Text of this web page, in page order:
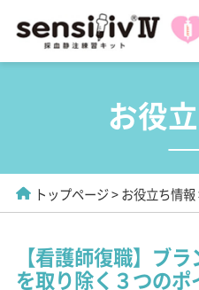
お役
トップページ お役立ち情報
【看護師復職】ブ
を取り除く３つのポ